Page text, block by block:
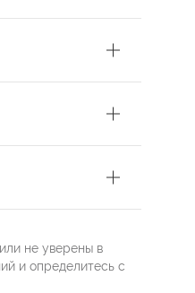
не уверены в
и определитесь с